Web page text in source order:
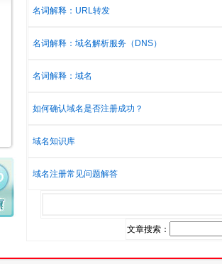
名词解释：URL转发
名词解释：域名解析服务（DNS）
名词解释：域名
如何确认域名是否注册成功？
域名知识库
域名注册常见问题解答
文章搜索：